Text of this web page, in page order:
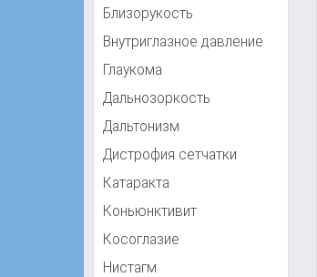
Близорукость
Внутриглазное давление
Глаукома
Дальнозоркость
Дальтонизм
Дистрофия сетчатки
Катаракта
Коньюнктивит
Косоглазие
Нистагм